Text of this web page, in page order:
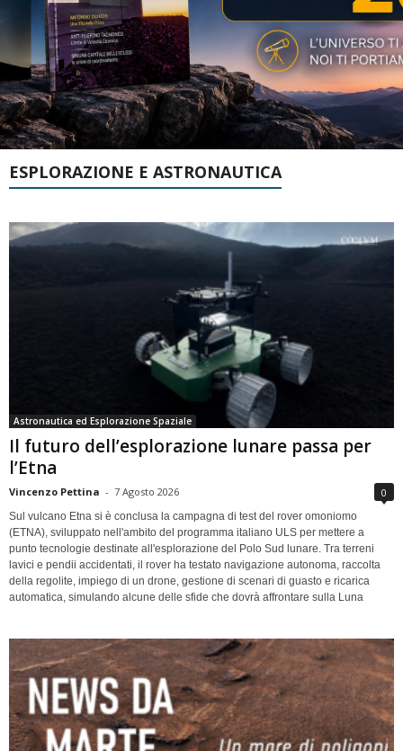
ESPLORAZIONE E ASTRONAUTICA
Astronautica ed Esplorazione Spaziale
Il futuro dell’esplorazione lunare passa per
l’Etna
Vincenzo Pettina - 7 Agosto 2026 0
Sul vulcano Etna si è conclusa la campagna di test del rover omoniomo
(ETNA), sviluppato nell'ambito del programma italiano ULS per mettere a
punto tecnologie destinate all'esplorazione del Polo Sud lunare. Tra terreni
lavici e pendii accidentati, il rover ha testato navigazione autonoma, raccolta
della regolite, impiego di un drone, gestione di scenari di guasto e ricarica
automatica, simulando alcune delle sfide che dovrà affrontare sulla Luna